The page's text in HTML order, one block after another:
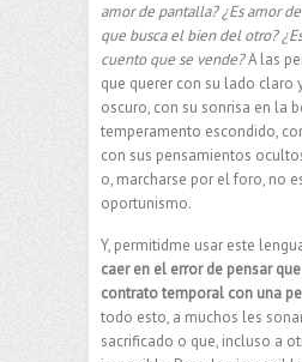
amor de pantalla? ¿Es amor
que busca el bien del otro?
cuento que se vende?A las
que querer con su lado claro
oscuro, con su sonrisa en la
temperamento escondido,
con sus pensamientos
o, marcharse por el foro, no
oportunismo.
Y, permitidme usar este
caer en el error de pensar
contrato temporal con una
todo esto, a muchos les
sacrificado o que, incluso a